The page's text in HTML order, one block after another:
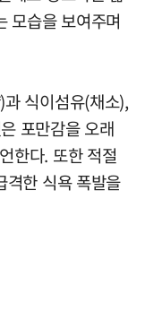
모습을 보여주며
식이섬유(채소),
포만감을 오래
한다. 또한 적절
격한 식욕 폭발을